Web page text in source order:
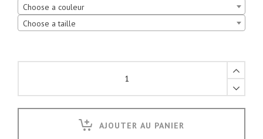
Choose a couleur
Choose a taille
quantity
AJOUTER AU PANIER